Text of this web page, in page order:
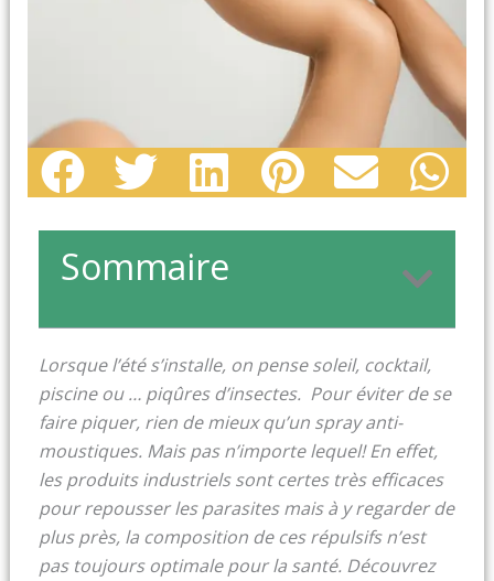
Sommaire
Lorsque l’été s’installe, on pense soleil, cocktail,
piscine ou … piqûres d’insectes. Pour éviter de se
faire piquer, rien de mieux qu’un spray anti-
moustiques. Mais pas n’importe lequel! En effet,
les produits industriels sont certes très efficaces
pour repousser les parasites mais à y regarder de
plus près, la composition de ces répulsifs n’est
pas toujours optimale pour la santé. Découvrez